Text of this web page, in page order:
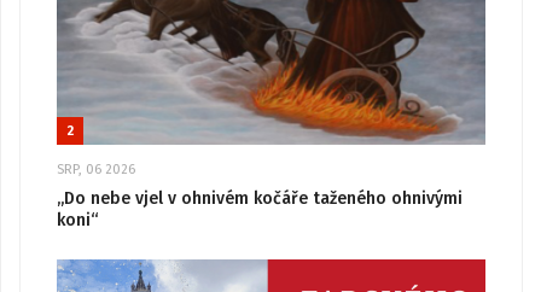
2
SRP, 06 2026
„Do nebe vjel v ohnivém kočáře taženého ohnivými
koni“